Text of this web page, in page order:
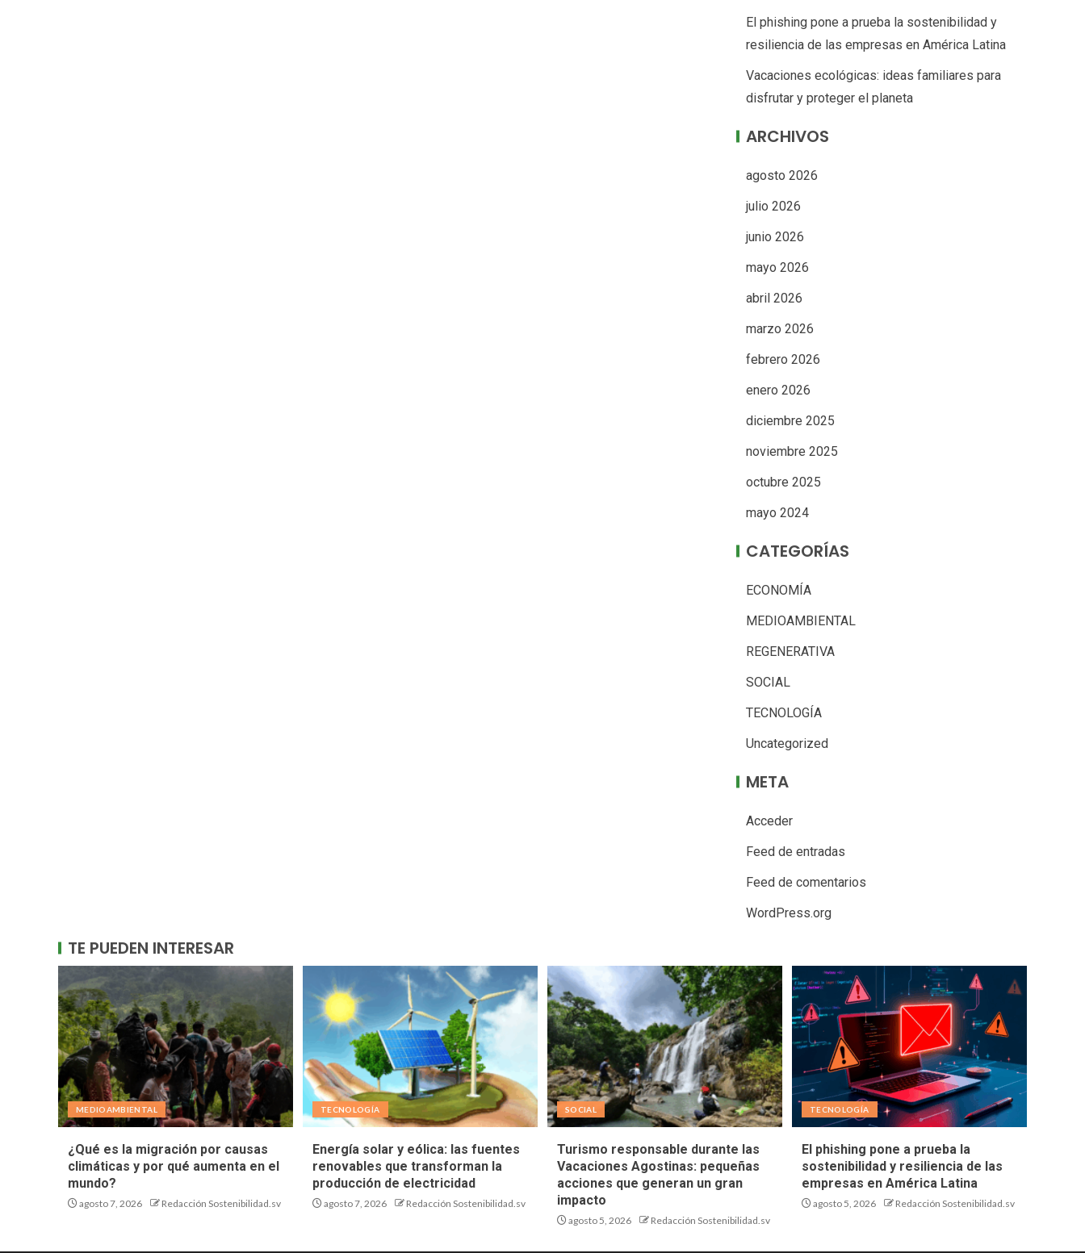
El phishing pone a prueba la sostenibilidad y
resiliencia de las empresas en América Latina
Vacaciones ecológicas: ideas familiares para
disfrutar y proteger el planeta
ARCHIVOS
agosto 2026
julio 2026
junio 2026
mayo 2026
abril 2026
marzo 2026
febrero 2026
enero 2026
diciembre 2025
noviembre 2025
octubre 2025
mayo 2024
CATEGORÍAS
ECONOMÍA
MEDIOAMBIENTAL
REGENERATIVA
SOCIAL
TECNOLOGÍA
Uncategorized
META
Acceder
Feed de entradas
Feed de comentarios
WordPress.org
TE PUEDEN INTERESAR
MEDIOAMBIENTAL
¿Qué es la migración por causas
climáticas y por qué aumenta en el
mundo?
agosto 7, 2026 Redacción Sostenibilidad.sv
TECNOLOGÍA
Energía solar y eólica: las fuentes
renovables que transforman la
producción de electricidad
agosto 7, 2026 Redacción Sostenibilidad.sv
SOCIAL
Turismo responsable durante las
Vacaciones Agostinas: pequeñas
acciones que generan un gran
impacto
agosto 5, 2026 Redacción Sostenibilidad.sv
TECNOLOGÍA
El phishing pone a prueba la
sostenibilidad y resiliencia de las
empresas en América Latina
agosto 5, 2026 Redacción Sostenibilidad.sv